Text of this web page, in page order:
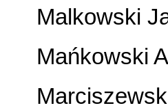
Malkowski
Mańkowski